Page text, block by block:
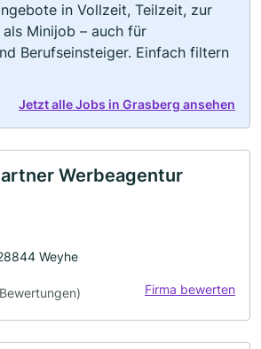
in Vollzeit, Teilzeit, zur
Minijob – auch für
Berufseinsteiger. Einfach filtern
Jetzt alle Jobs in Grasberg ansehen
Werbeagentur
Weyhe
Firma bewerten